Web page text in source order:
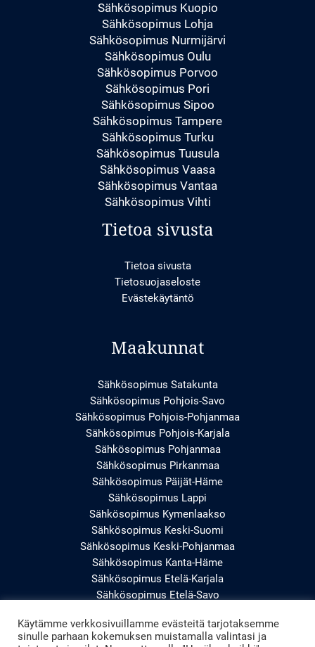
Sähkösopimus Kuopio
Sähkösopimus Lohja
Sähkösopimus Nurmijärvi
Sähkösopimus Oulu
Sähkösopimus Porvoo
Sähkösopimus Pori
Sähkösopimus Sipoo
Sähkösopimus Tampere
Sähkösopimus Turku
Sähkösopimus Tuusula
Sähkösopimus Vaasa
Sähkösopimus Vantaa
Sähkösopimus Vihti
Tietoa sivusta
Tietoa sivusta
Tietosuojaseloste
Evästekäytäntö
Maakunnat
Sähkösopimus Satakunta
Sähkösopimus Pohjois-Savo
Sähkösopimus Pohjois-Pohjanmaa
Sähkösopimus Pohjois-Karjala
Sähkösopimus Pohjanmaa
Sähkösopimus Pirkanmaa
Sähkösopimus Päijät-Häme
Sähkösopimus Lappi
Sähkösopimus Kymenlaakso
Sähkösopimus Keski-Suomi
Sähkösopimus Keski-Pohjanmaa
Sähkösopimus Kanta-Häme
Sähkösopimus Etelä-Karjala
Sähkösopimus Etelä-Savo
Sähkösopimus Uusimaa
Sähkösopimus Varsinais-Suomi
Käytämme verkkosivuillamme evästeitä tarjotaksemme
sinulle parhaan kokemuksen muistamalla valintasi ja